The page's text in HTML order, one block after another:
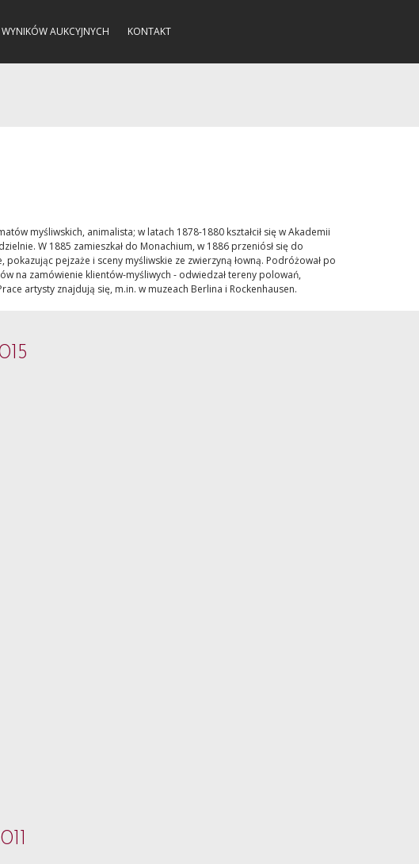
AUKCYJNYCH KONTAKT
myśliwskich, animalista; w latach 1878-1880 kształcił się w Akademii
W 1885 zamieszkał do Monachium, w 1886 przeniósł się do
pokazując pejzaże i sceny myśliwskie ze zwierzyną łowną. Podróżował po
na zamówienie klientów-myśliwych - odwiedzał tereny polowań,
artysty znajdują się, m.in. w muzeach Berlina i Rockenhausen.